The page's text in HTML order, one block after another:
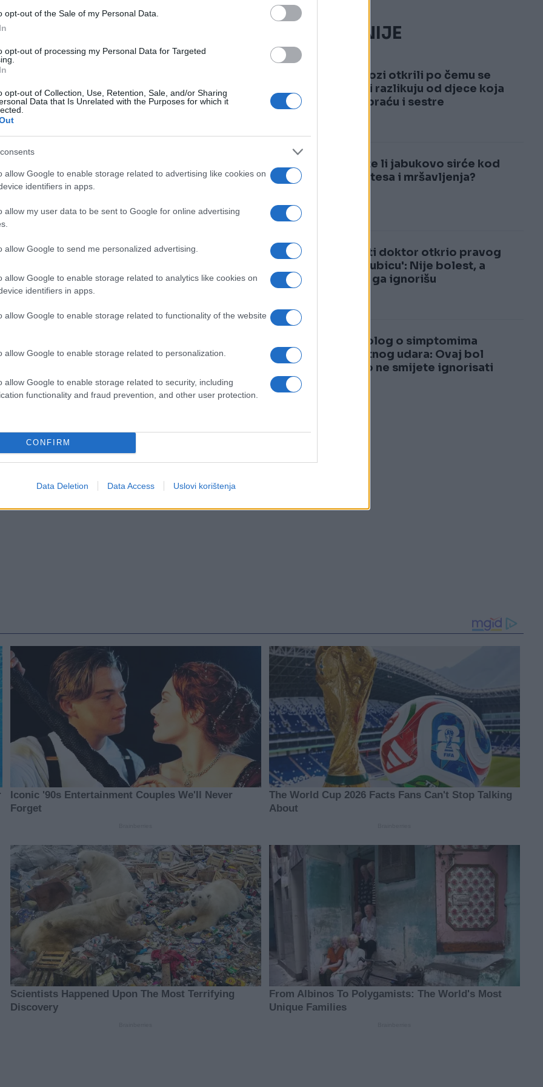
opt-out of the Sale of my Personal Data.
opt-out of processing my Personal Data for Targeted
opt-out of Collection, Use, Retention, Sale, and/or Sharing
Data that Is Unrelated with the Purposes for which it
allow Google to enable storage related to advertising like cookies on
identifiers in apps.
allow my user data to be sent to Google for online advertising
allow Google to send me personalized advertising.
allow Google to enable storage related to analytics like cookies on
identifiers in apps.
allow Google to enable storage related to functionality of the website
allow Google to enable storage related to personalization.
allow Google to enable storage related to security, including
functionality and fraud prevention, and other user protection.
CONFIRM
Data Deletion Data Access Uslovi korištenja
jedna šolja lubenice sadrži svega oko 49
osjetljive na nagle promjene nivoa šećera u
namirnicama niskog glikemijskog indeksa.
bubrega i mokraćnog sistema, a sadrži čak
saveznik u detoksikaciji organizma i
9 masne kiseline, cink i likopen. Zahvaljujući
jer hidrira, tonira i pomaže u oporavku
infekcija i povezuje se sa drugim
srca.
najvažniji su u prevenciji bolesti
u usporavanju razvoja i pogoršanja ovih
koji u organizam dospijevaju putem hrane, pića i
iz organizma, a lubenica ih sadrži u značajnim
u smanjenju rizika od nastanka bubrežnih
NAJČITANIJE
1
Psiholozi otkrili po čemu se
jedinci razlikuju od djece koja
imaju braću i sestre
2
Pomaže li jabukovo sirće kod
dijabetesa i mršavljenja?
3
Poznati doktor otkrio pravog
'tihog ubicu': Nije bolest, a
mnogi ga ignorišu
4
Kardiolog o simptomima
toplotnog udara: Ovaj bol
nikako ne smijete ignorisati